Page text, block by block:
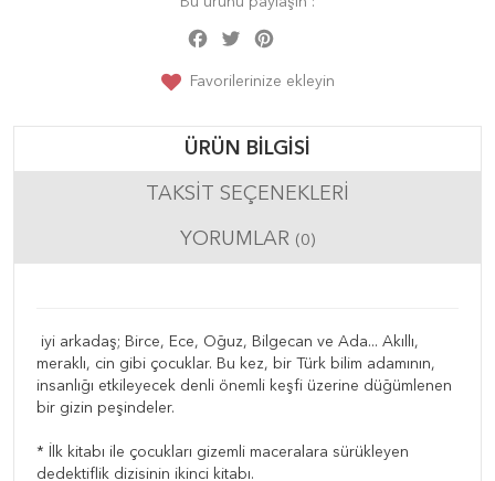
Facebook
Twitter
Favorilerinize ekleyin
ÜRÜN BILGISI
TAKSIT SEÇENEKLERI
YORUMLAR (0)
iyi arkadaş; Birce, Ece, Oğuz, Bilgecan ve Ada... Akıllı,
meraklı, cin gibi çocuklar. Bu kez, bir Türk bilim adamının,
insanlığı etkileyecek denli önemli keşfi üzerine düğümlenen
bir gizin peşindeler.
* İlk kitabı ile çocukları gizemli maceralara sürükleyen
dedektiflik dizisinin ikinci kitabı.